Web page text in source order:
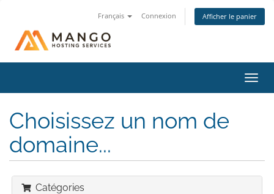
Français Connexion Afficher le panier
la
Choisissez un nom de
domaine...
Catégories